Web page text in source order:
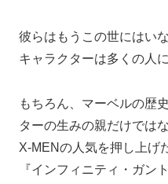
彼らはもうこの世にはい
キャラクターは多くの人
もちろん、マーベルの歴
ターの生みの親だけでは
X-MENの人気を押し上げ
『インフィニティ・ガン